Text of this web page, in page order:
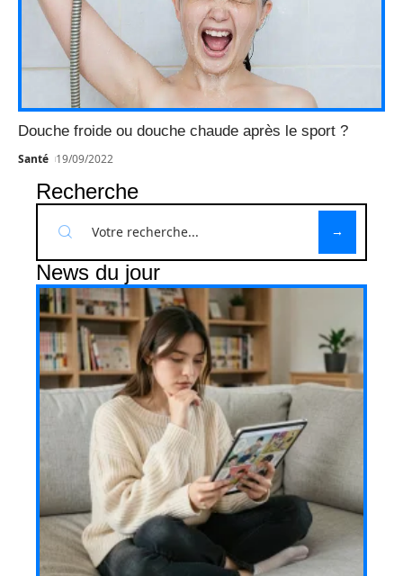
Douche froide ou douche chaude après le sport ?
Santé 19/09/2022
Recherche
News du jour